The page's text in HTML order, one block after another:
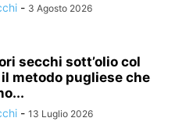
- 3 Agosto 2026
secchi sott’olio col
metodo pugliese che
- 13 Luglio 2026